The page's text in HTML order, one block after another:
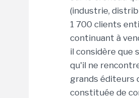
(industrie,
1 700 clients
continuant à
il considère que
qu'il ne
grands éditeurs
constituée de